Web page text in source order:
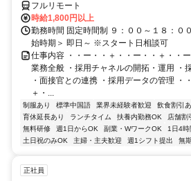
フルリモート
時給1,800円以上
勤務時間 固定時間制 ９：００～１８：０
始時期＞ 即日～ ※スタート日相談可
仕事内容 ・・ー・・＋・・ー・・＋・・
業務全般 ・採用チャネルの開拓・運用 ・
・面接官との連携 ・採用データの管理 ・
＋・...
制服あり 標準中国語 業界未経験者歓迎 飲食割引
育休延長あり
ランチタイム 扶養内勤務OK 店舗割
無料研修
週1日からOK 副業・WワークOK 1日4時
土日祝のみOK
主婦・主夫歓迎 週1シフト提出 無
正社員